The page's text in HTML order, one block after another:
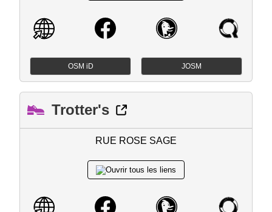
OSM iD JOSM
Trotter's
RUE ROSE SAGE